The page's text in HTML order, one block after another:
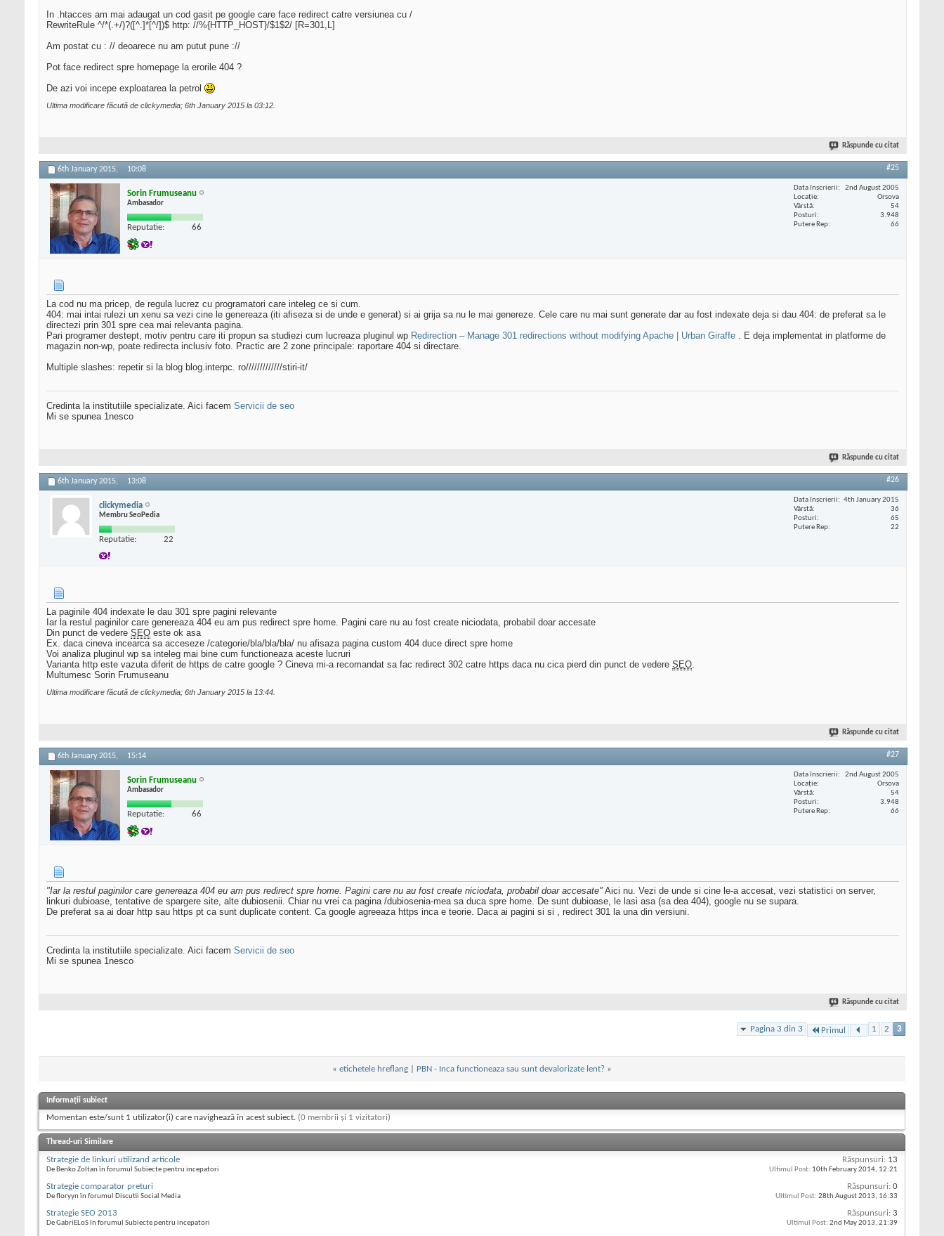
In .htacces am mai adaugat un cod gasit pe google care face redirect catre versiunea cu /
RewriteRule ^/*(.+/)?([^.]*[^/])$ http: //%{HTTP_HOST}/$1$2/ [R=301,L]
Am postat cu : // deoarece nu am putut pune ://
Pot face redirect spre homepage la erorile 404 ?
De azi voi incepe exploatarea la petrol
Ultima modificare făcută de clickymedia; 6th January 2015 la 03:12
Răspunde cu citat
6th January 2015, 10:08 #25
Sorin Frumuseanu
Ambasador
Reputatie: 66
Data înscrierii
2nd August 2005
Locaţie
Orsova
Vârstă
54
Posturi
3.948
Putere Rep
66
La cod nu ma pricep, de regula lucrez cu programatori care inteleg ce si cum.
404: mai intai rulezi un xenu sa vezi cine le genereaza (iti afiseza si de unde e generat) si ai grija sa nu le mai genereze. Cele care nu mai sunt generate dar au fost indexate deja si dau 404: de preferat sa le
directezi prin 301 spre cea mai relevanta pagina.
Pari programer destept, motiv pentru care iti propun sa studiezi cum lucreaza pluginul wp Redirection – Manage 301 redirections without modifying Apache | Urban Giraffe . E deja implementat in platforme de
magazin non-wp, poate redirecta inclusiv foto. Practic are 2 zone principale: raportare 404 si directare.
Multiple slashes: repetir si la blog blog.interpc. ro/////////////stiri-it/
Credinta la institutiile specializate. Aici facem Servicii de seo
Mi se spunea 1nesco
Răspunde cu citat
6th January 2015, 13:08 #26
clickymedia
Membru SeoPedia
Reputatie: 22
Data înscrierii
4th January 2015
Vârstă
36
Posturi
65
Putere Rep
22
La paginile 404 indexate le dau 301 spre pagini relevante
Iar la restul paginilor care genereaza 404 eu am pus redirect spre home. Pagini care nu au fost create niciodata, probabil doar accesate
Din punct de vedere SEO este ok asa
Ex. daca cineva incearca sa acceseze /categorie/bla/bla/bla/ nu afisaza pagina custom 404 duce direct spre home
Voi analiza pluginul wp sa inteleg mai bine cum functioneaza aceste lucruri
Varianta http este vazuta diferit de https de catre google ? Cineva mi-a recomandat sa fac redirect 302 catre https daca nu cica pierd din punct de vedere SEO.
Multumesc Sorin Frumuseanu
Ultima modificare făcută de clickymedia; 6th January 2015 la 13:44
Răspunde cu citat
6th January 2015, 15:14 #27
Sorin Frumuseanu
Ambasador
Reputatie: 66
Data înscrierii
2nd August 2005
Locaţie
Orsova
Vârstă
54
Posturi
3.948
Putere Rep
66
"Iar la restul paginilor care genereaza 404 eu am pus redirect spre home. Pagini care nu au fost create niciodata, probabil doar accesate" Aici nu. Vezi de unde si cine le-a accesat, vezi statistici on server,
linkuri dubioase, tentative de spargere site, alte dubiosenii. Chiar nu vrei ca pagina /dubiosenia-mea sa duca spre home. De sunt dubioase, le lasi asa (sa dea 404), google nu se supara.
De preferat sa ai doar http sau https pt ca sunt duplicate content. Ca google agreeaza https inca e teorie. Daca ai pagini si si , redirect 301 la una din versiuni.
Credinta la institutiile specializate. Aici facem Servicii de seo
Mi se spunea 1nesco
Răspunde cu citat
Pagina 3 din 3 Primul 1 2 3
« etichetele hreflang PBN - Inca functioneaza sau sunt devalorizate lent? »
Informații subiect
Momentan este/sunt 1 utilizator(i) care navighează în acest subiect. (0 membrii și 1 vizitatori)
Thread-uri Similare
Strategie de linkuri utilizand articole
De Benko Zoltan în forumul Subiecte pentru incepatori
Răspunsuri: 13
Ultimul Post: 10th February 2014, 12:21
Strategie comparator preturi
De floryyn în forumul Discutii Social Media
Răspunsuri: 0
Ultimul Post: 28th August 2013, 16:33
Strategie SEO 2013
De GabriELoS în forumul Subiecte pentru incepatori
Răspunsuri: 3
Ultimul Post: 2nd May 2013, 21:39